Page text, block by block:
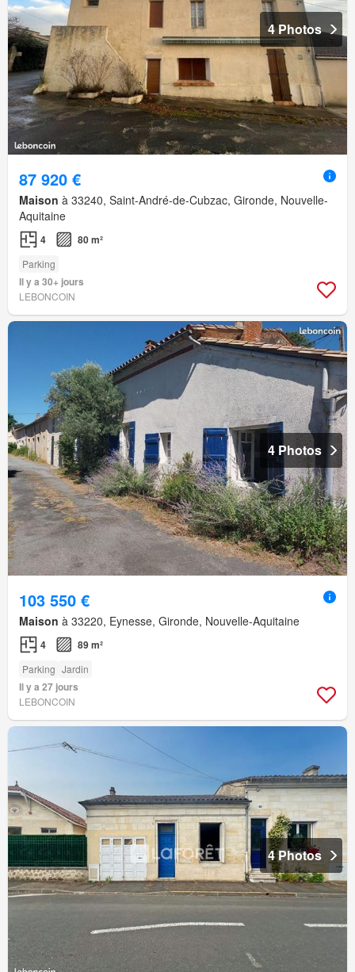
4 Photos
87 920 €
Maison à 33240, Saint-André-de-Cubzac, Gironde, Nouvelle-
Aquitaine
4 80 m²
Parking
Il y a 30+ jours
LEBONCOIN
4 Photos
103 550 €
Maison à 33220, Eynesse, Gironde, Nouvelle-Aquitaine
4 89 m²
Parking Jardin
Il y a 27 jours
LEBONCOIN
4 Photos